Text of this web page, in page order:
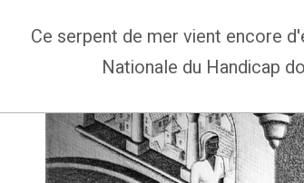
Ce serpent de mer vient encore
Nationale du Handicap